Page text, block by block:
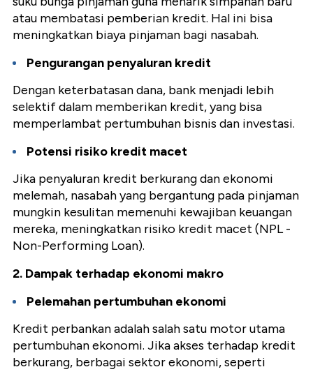
atau membatasi pemberian kredit. Hal ini bisa
meningkatkan biaya pinjaman bagi nasabah.
Pengurangan penyaluran kredit
Dengan keterbatasan dana, bank menjadi lebih
selektif dalam memberikan kredit, yang bisa
memperlambat pertumbuhan bisnis dan investasi.
Potensi risiko kredit macet
Jika penyaluran kredit berkurang dan ekonomi
melemah, nasabah yang bergantung pada pinjaman
mungkin kesulitan memenuhi kewajiban keuangan
mereka, meningkatkan risiko kredit macet (NPL -
Non-Performing Loan).
2. Dampak terhadap ekonomi makro
Pelemahan pertumbuhan ekonomi
Kredit perbankan adalah salah satu motor utama
pertumbuhan ekonomi. Jika akses terhadap kredit
berkurang, berbagai sektor ekonomi, seperti